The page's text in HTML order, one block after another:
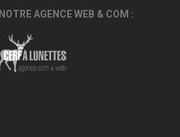
NOTRE AGENCE WEB & COM :